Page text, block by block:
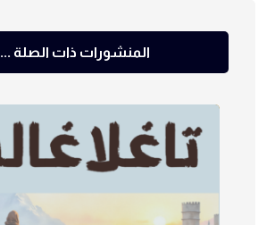
المنشورات ذات الصلة ...